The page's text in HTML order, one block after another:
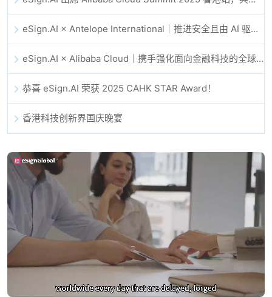
eSign.AI × Antelope International｜推进安全且由 AI 驱动的数字化工作流
eSign.AI × Alibaba Cloud｜携手强化面向金融科技的全球数字信任
恭喜 eSign.AI 荣获 2025 CAHK STAR Award！
香港科技创新界国庆晚宴